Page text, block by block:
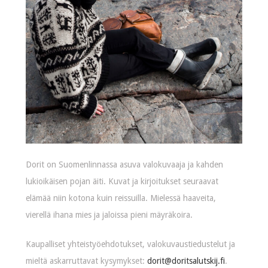
Dorit on Suomenlinnassa asuva valokuvaaja ja kahden
lukioikäisen pojan äiti. Kuvat ja kirjoitukset seuraavat
elämää niin kotona kuin reissuilla. Mielessä haaveita,
vierellä ihana mies ja jaloissa pieni mäyräkoira.
Kaupalliset yhteistyöehdotukset, valokuvaustiedustelut ja
mieltä askarruttavat kysymykset:dorit@doritsalutskij.fi.